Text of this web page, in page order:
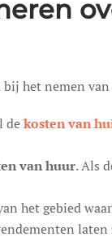
het nemen
dekosten van
van huur. Als
het gebied